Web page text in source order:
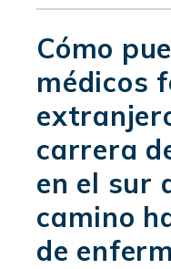
Cómo
médicos
carrera
en el sur
camino
de